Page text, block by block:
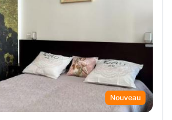
Nouveau